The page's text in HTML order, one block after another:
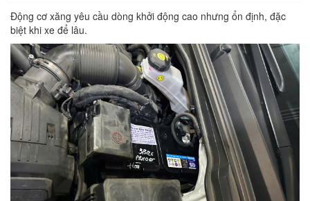
Động cơ xăng yêu cầu dòng khởi động cao nhưng ổn định, đặc
biệt khi xe để lâu.